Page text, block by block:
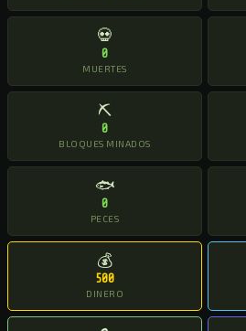
💀
0
MUERTES
⛏
0
BLOQUES MINADOS
🐟
0
PECES
💰
500
DINERO